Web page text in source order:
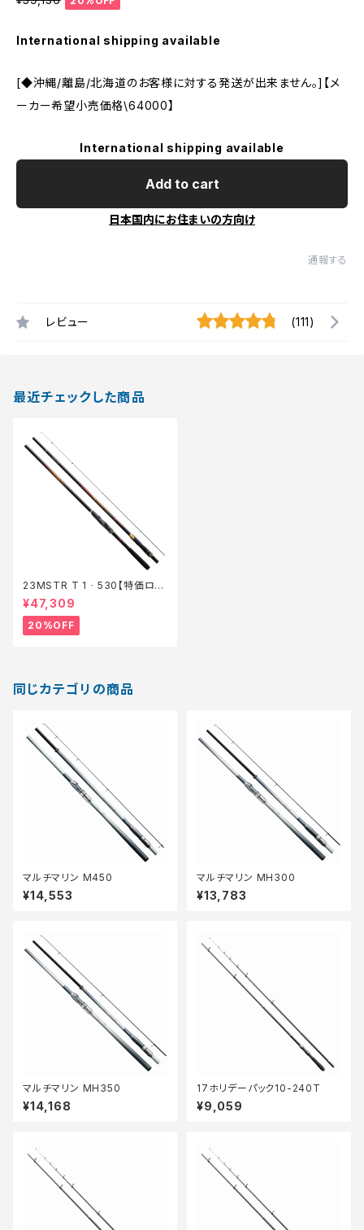
International shipping available
[◆沖縄/離島/北海道のお客様に対する発送が出来ません。]【メ
ーカー希望小売価格\64000】
International shipping available
Add to cart
日本国内にお住まいの方向け
通報する
レビュー (111)
最近チェックした商品
23MSTR T 1‐530【特価ロッ
ド】【20】
¥47,309
20%OFF
同じカテゴリの商品
マルチマリン M450
¥14,553
マルチマリン MH300
¥13,783
マルチマリン MH350
¥14,168
17ホリデーパック10-240T
¥9,059